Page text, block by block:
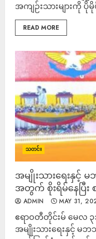
အကျဉ်းသားများကို
READ MORE
သတင်း
အမျိုးသားရေးနှင့်
အတွက် စိုးရိမ်နေပြီ
ADMIN MAY 31,
ဧရာဝတီတိုင်းမ် မေလ
အမျိုးသားရေးနှင့် မ